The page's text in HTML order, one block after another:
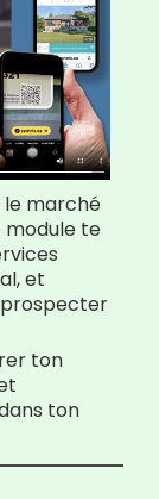
le marché
module te
et
ton
ton